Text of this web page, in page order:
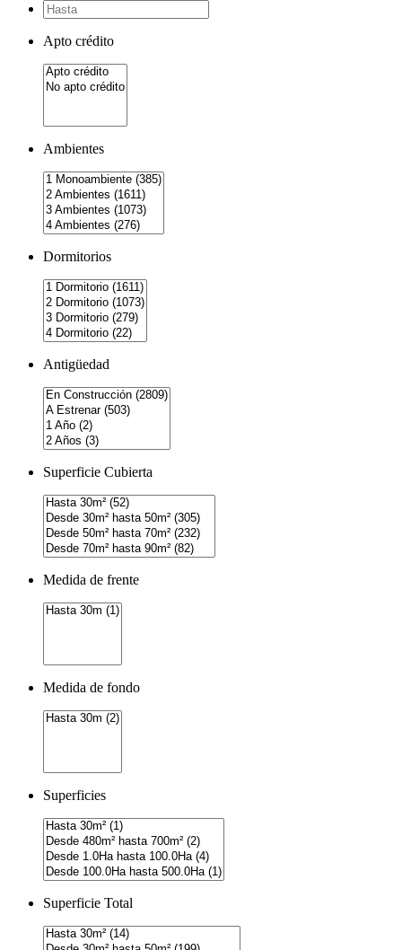
Apto crédito
Ambientes
Dormitorios
Antigüedad
Superficie Cubierta
Medida de frente
Medida de fondo
Superficies
Superficie Total